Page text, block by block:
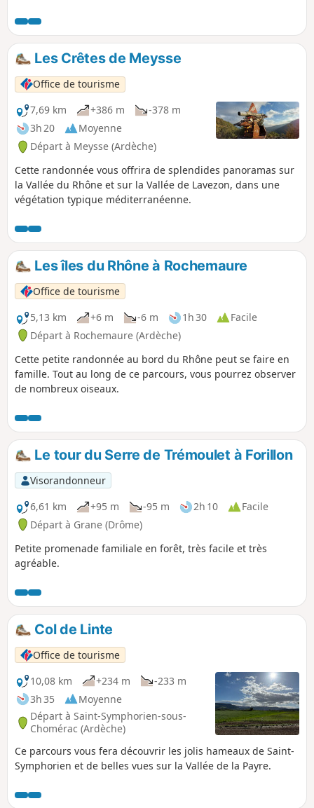
Saint-Jacques, isolée, ne manque pas de
charme non plus.
Les Crêtes de Meysse
Office de tourisme
7,69 km
+386 m
-378 m
3h 20
Moyenne
Départ à Meysse (Ardèche)
Cette randonnée vous offrira de splendides panoramas sur
la Vallée du Rhône et sur la Vallée de Lavezon, dans une
végétation typique méditerranéenne.
Les îles du Rhône à Rochemaure
Office de tourisme
5,13 km
+6 m -6 m 1h 30
Facile
Départ à Rochemaure (Ardèche)
Cette petite randonnée au bord du Rhône peut se faire en
famille. Tout au long de ce parcours, vous pourrez observer
de nombreux oiseaux.
Le tour du Serre de Trémoulet à Forillon
Visorandonneur
6,61 km
+95 m -95 m 2h 10
Facile
Départ à Grane (Drôme)
Petite promenade familiale en forêt, très facile et très
agréable.
Col de Linte
Office de tourisme
10,08 km
+234 m
-233 m
3h 35
Moyenne
Départ à Saint-Symphorien-sous-
Chomérac (Ardèche)
Ce parcours vous fera découvrir les jolis hameaux de Saint-
Symphorien et de belles vues sur la Vallée de la Payre.